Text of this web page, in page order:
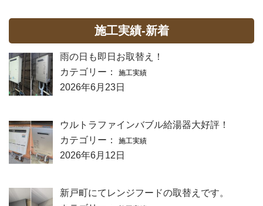
施工実績-新着
雨の日も即日お取替え！
カテゴリー：
施工実績
2026年6月23日
ウルトラファインバブル給湯器大好評！
カテゴリー：
施工実績
2026年6月12日
新戸町にてレンジフードの取替えです。